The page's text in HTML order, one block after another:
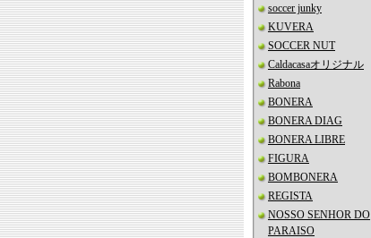
soccer junky
KUVERA
SOCCER NUT
Caldacasaオリジナル
Rabona
BONERA
BONERA DIAG
BONERA LIBRE
FIGURA
BOMBONERA
REGISTA
NOSSO SENHOR DO
PARAISO